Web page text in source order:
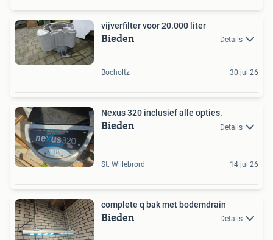
vijverfilter voor 20.000 liter
Bieden Details
Bocholtz 30 jul 26
Nexus 320 inclusief alle opties.
Bieden Details
St. Willebrord 14 jul 26
complete q bak met bodemdrain
Bieden Details